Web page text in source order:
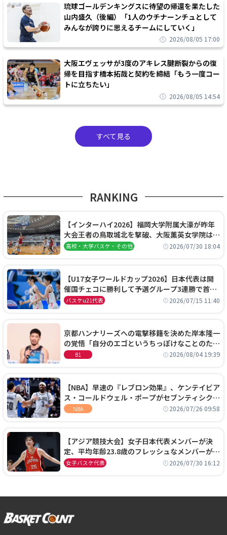
琉球ゴールデンキングスに待望の帰還を果たした
山内盛久（後編）「1人のウチナーンチュとして
みんなが誇りに思えるチームにしていく」
2026/08/05 17:00
大阪エヴェッサが3度のアキレス腱断裂からの復
帰を目指す橋本拓哉と契約を締結「もう一度コー
トに立ちたい」
2026/08/05 14:54
すべて見る
RANKING
【インターハイ2026】福岡大学附属大濠が昨年
大会王者の鳥取城北を撃破、大阪薫英女学院は岐
阜女子に完勝、大会3日目試合結果
高校・大学バスケ・その他 2026/07/30 18:04
【U17女子ワールドカップ2026】日本代表は開
催国チェコに勝利して予選グループ3連勝で首位
通過！準々決勝の相手はエジプトに決定
バスケu21代表 2026/07/15 11:40
京都ハンナリーズへの電撃移籍を決めた岸本隆一
の覚悟「自分のエゴというちっぽけなことのため
に、京都に来たわけではない」
B1 2026/08/04 19:39
【NBA】早速の『レブロン効果』、ケンテイビア
ス・コールドウェル・ポープがセブンティシクサ
ーズに1年契約で加入
NBA 2026/07/26 09:58
【アジア競技大会】女子日本代表メンバーが決
定、平均年齢23.8歳のフレッシュなメンバーが日
本開催の大舞台で頂点を狙う
女子バスケ代表 2026/07/30 16:12